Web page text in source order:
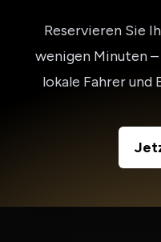
Reservieren Sie
wenigen Minuten
lokale Fahrer